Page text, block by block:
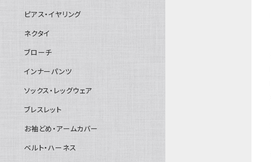
ピアス・イヤリング
ネクタイ
ブローチ
インナーパンツ
ソックス・レッグウェア
ブレスレット
お袖どめ・アームカバー
ベルト・ハーネス